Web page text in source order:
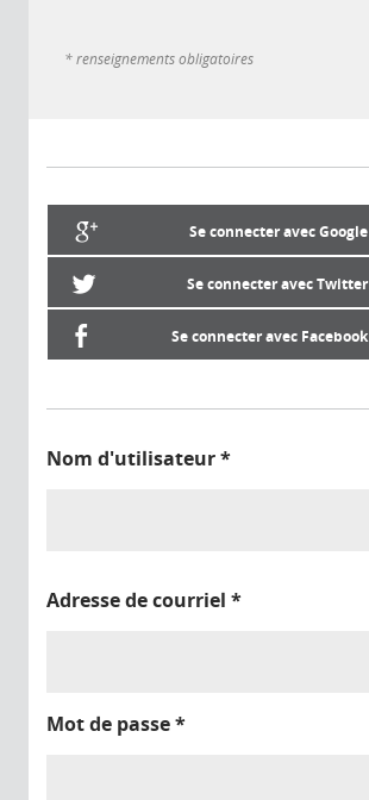
* renseignements obligatoires
Se connecter avec Google
Se connecter avec Twitter
Se connecter avec Facebook
Nom d'utilisateur*
Adresse de courriel *
Mot de passe*